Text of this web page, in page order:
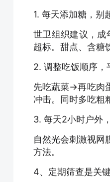
1. 每天添加糖，别
世卫组织建议，
超标。甜点、含糖
2. 调整吃饭顺序，
先吃蔬菜→再吃肉
冲击。同时多吃粗
3. 每天2小时户外
自然光会刺激视网
方法。
4、定期筛查是关